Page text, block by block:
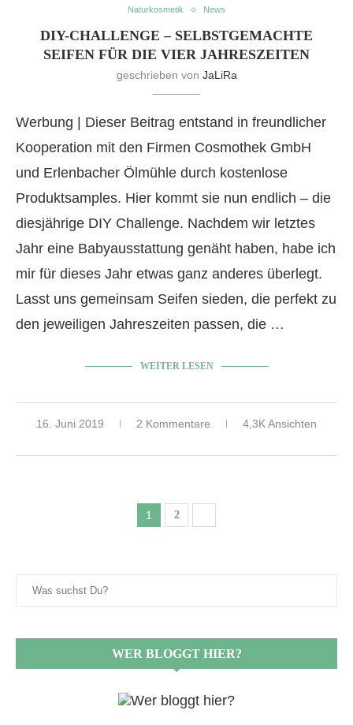
Naturkosmetik News
DIY-CHALLENGE – SELBSTGEMACHTE
SEIFEN FÜR DIE VIER JAHRESZEITEN
geschrieben von JaLiRa
Werbung | Dieser Beitrag entstand in freundlicher
Kooperation mit den Firmen Cosmothek GmbH
und Erlenbacher Ölmühle durch kostenlose
Produktsamples. Hier kommt sie nun endlich – die
diesjährige DIY Challenge. Nachdem wir letztes
Jahr eine Babyausstattung genäht haben, habe ich
mir für dieses Jahr etwas ganz anderes überlegt.
Lasst uns gemeinsam Seifen sieden, die perfekt zu
den jeweiligen Jahreszeiten passen, die …
WEITER LESEN
16. Juni 2019 2 Kommentare 4,3K Ansichten
1 2
WER BLOGGT HIER?